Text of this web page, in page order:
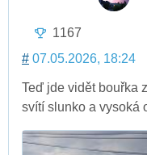
1167
# 07.05.2026, 18:24
Teď jde vidět bouřka
svítí slunko a vysoká